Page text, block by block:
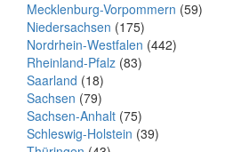
Mecklenburg-Vorpommern (59)
Niedersachsen (175)
Nordrhein-Westfalen (442)
Rheinland-Pfalz (83)
Saarland (18)
Sachsen (79)
Sachsen-Anhalt (75)
Schleswig-Holstein (39)